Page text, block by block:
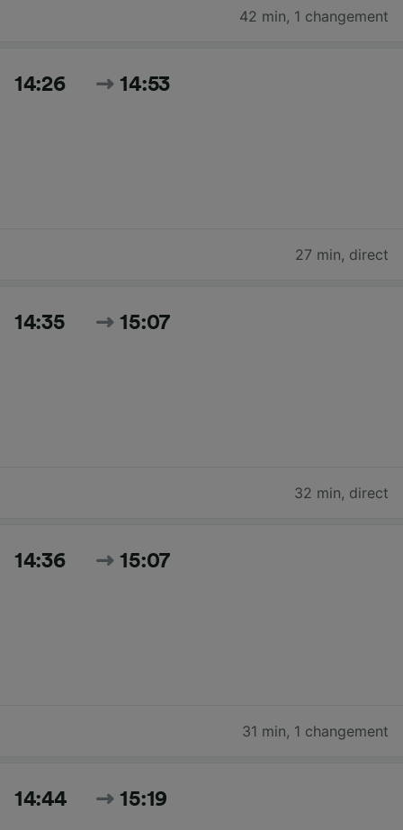
42 min, 1 changement
14:26 14:53
27 min, direct
14:35 15:07
32 min, direct
14:36 15:07
31 min, 1 changement
14:44 15:19